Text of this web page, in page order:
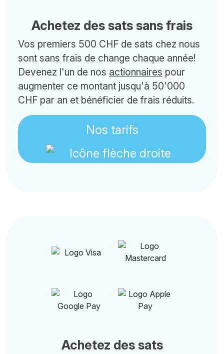
Achetez des sats sans frais
Vos premiers 500 CHF de sats chez nous
sont sans frais de change chaque année!
Devenez l'un de nos actionnaires pour
augmenter ce montant jusqu'à 50'000
CHF par an et bénéficier de frais réduits.
Nos tarifs
Achetez des sats